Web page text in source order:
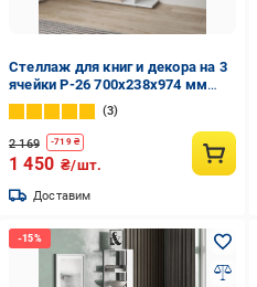
Стеллаж для книг и декора на 3
ячейки P-26 700х238х974 мм
Белый
3
2 169 -719₴
1 450 ₴/шт.
Доставим